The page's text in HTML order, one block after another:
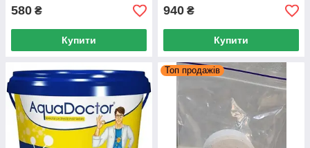
580 ₴
Купити
940 ₴
Купити
Топ продажів